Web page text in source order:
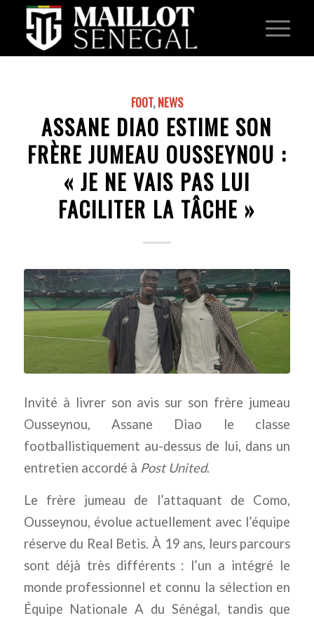
FOOT,NEWS
ASSANE DIAO ESTIME SON
FRÈRE JUMEAU OUSSEYNOU :
« JE NE VAIS PAS LUI
FACILITER LA TÂCHE »
Invité à livrer son avis sur son frère jumeau
Ousseynou, Assane Diao le classe
footballistiquement au-dessus de lui, dans un
entretien accordé à Post United.
Le frère jumeau de l’attaquant de Como,
Ousseynou, évolue actuellement avec l’équipe
réserve du Real Betis. À 19 ans, leurs parcours
sont déjà très différents : l’un a intégré le
monde professionnel et connu la sélection en
Équipe Nationale A du Sénégal, tandis que